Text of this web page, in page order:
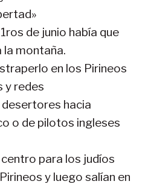
de junio había que
montaña.
en los Pirineos
y redes
hacia
o de pilotos ingleses
para los judíos
y luego salían en